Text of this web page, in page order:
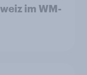
im WM-